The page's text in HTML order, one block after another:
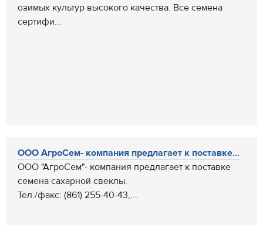
озимых культур высокого качества. Все семена
сертифи...
ООО АгроСем- компания предлагает к поставке...
ООО "АгроСем"- компания предлагает к поставке
семена сахарной свеклы.
Тел./факс: (861) 255-40-43,...